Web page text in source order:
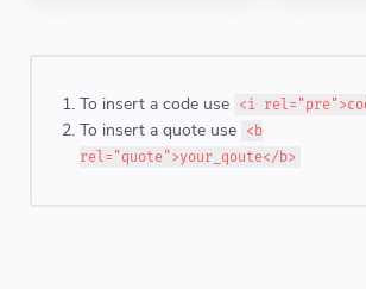
To insert a code use <i
To insert a quote use
<b
rel="quote">your_qoute</b>